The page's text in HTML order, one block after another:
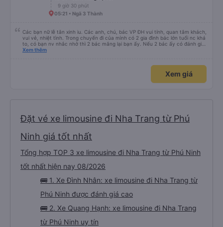
nếu giá cả phải chăng.
9 giờ 30 phút
05:21 • Ngã 3 Thành
Các bạn nữ lễ tân xinh iu. Các anh, chú, bác VP ĐH vui tính, quan tâm khách,
vui vẻ, nhiệt tình. Trong chuyến đi của mình có 2 gia đình bác lớn tuổi nc khá
to, có bạn nv nhắc nhở thì 2 bác mắng lại bạn ấy. Nếu 2 bác ấy có đánh giá
xấu thì mình ngược lại nha. Bạn ấy nhắc nhở rất đúng. 2 bác nói rất to. To
bạn ấy nha. Nếu bạn ấy bị trừ thì bảo bạn ấy liên hệ sđt của mình, mình hỗ
trợ ạ. Số mình đuôi 666, chuyến ĐH-NT ngày 16/1. À các bạn nữ lễ tân xinh
iu còn đổi cho mình phòng đơn sang đôi xong còn note là (một mình) yêu
Xem thêm
Xem giá
Đặt vé xe limousine đi Nha Trang từ Phú
Ninh giá tốt nhất
Tổng hợp TOP 3 xe limousine đi Nha Trang từ Phú Ninh
tốt nhất hiện nay 08/2026
🚌 1. Xe Đình Nhân: xe limousine đi Nha Trang từ
Phú Ninh được đánh giá cao
🚌 2. Xe Quang Hạnh: xe limousine đi Nha Trang
từ Phú Ninh uy tín